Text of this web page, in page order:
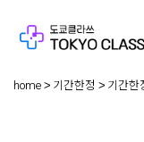
home 기간한정 기간한